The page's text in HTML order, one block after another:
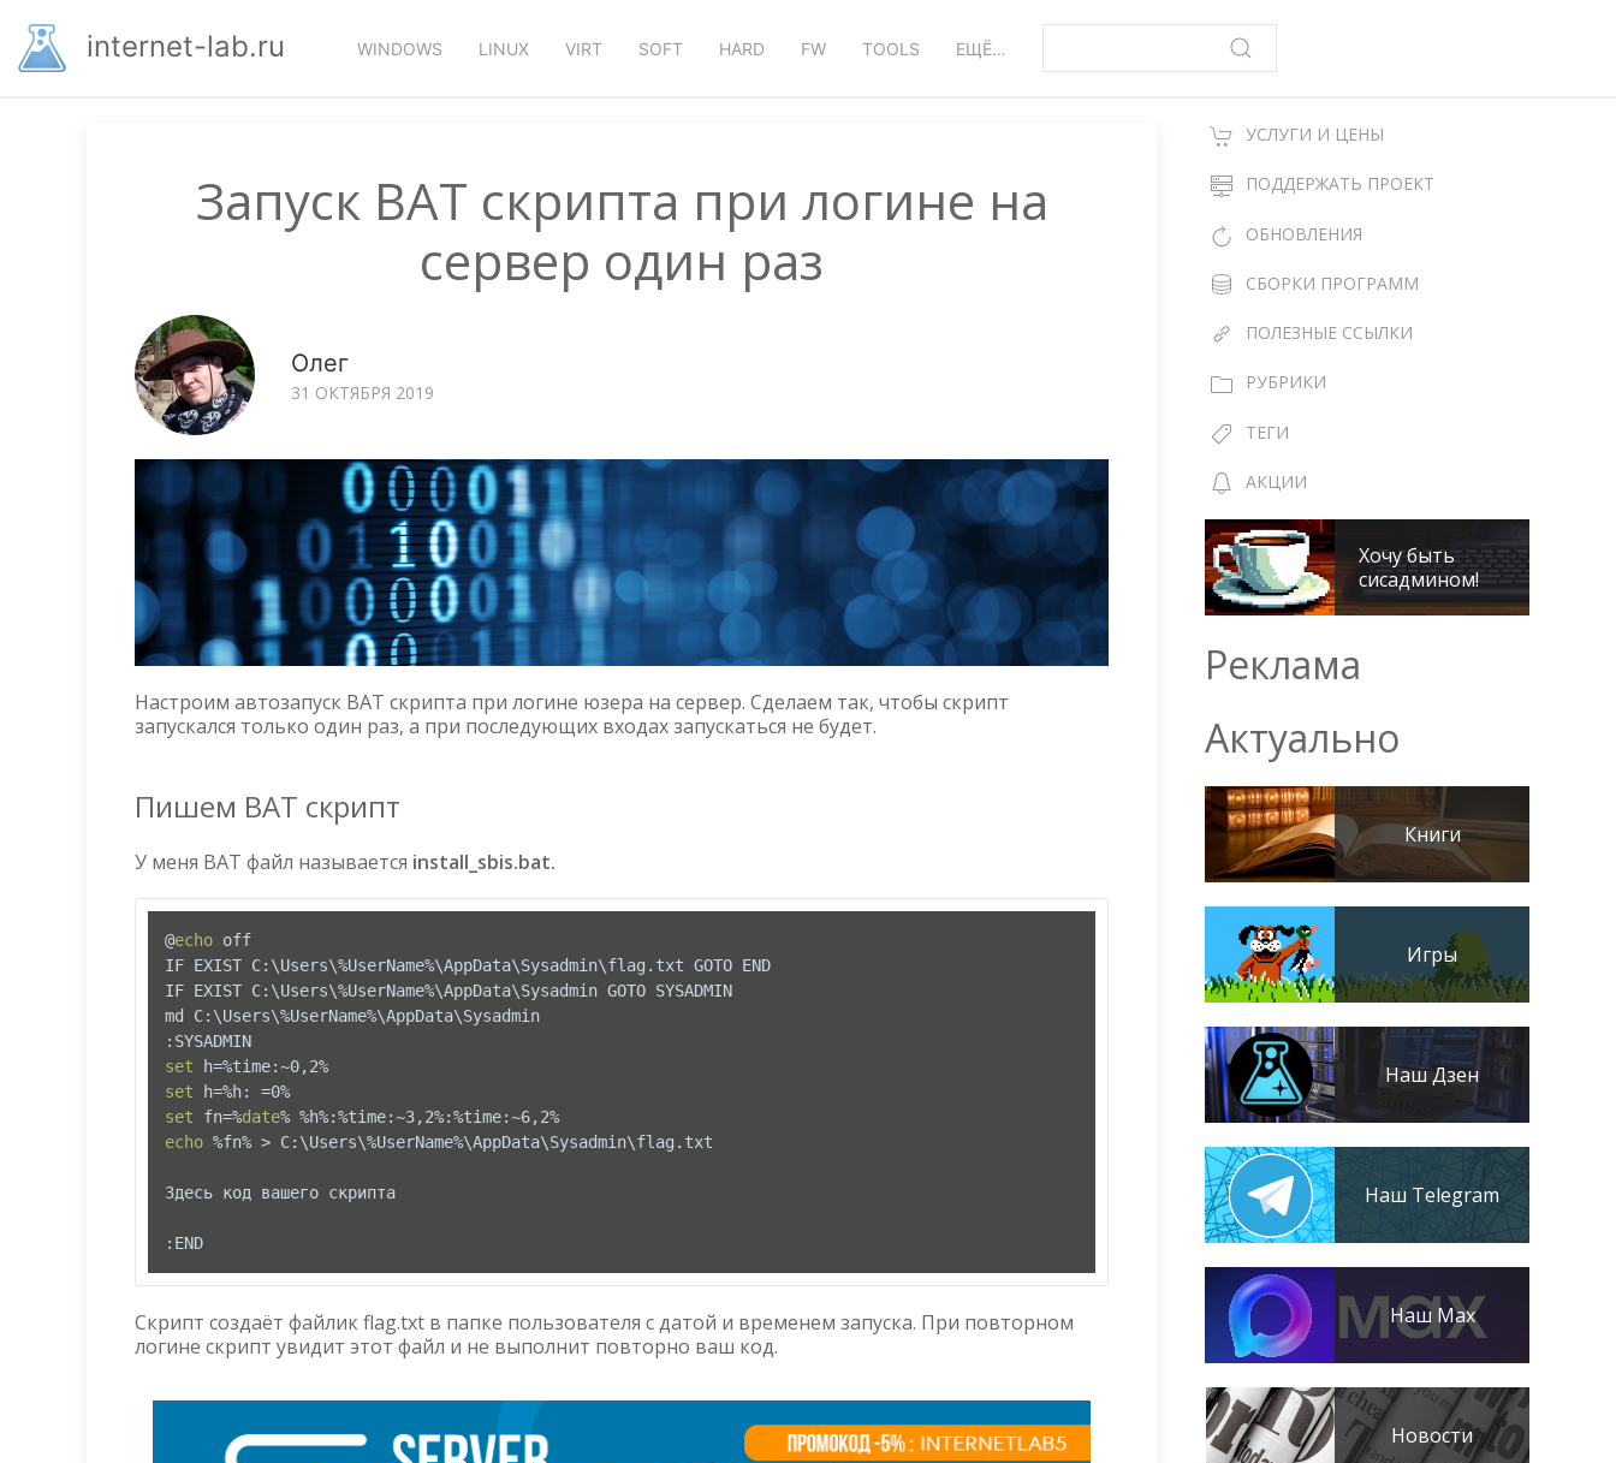
основномуinternet-lab.ru WINDOWS LINUX VIRT SOFT HARD FW TOOLS ЕЩЁ…
Запуск BAT скрипта при логине на
сервер один раз
Олег
31 ОКТЯБРЯ 2019
Настроим автозапуск BAT скрипта при логине юзера на сервер. Сделаем так, чтобы скрипт
запускался только один раз, а при последующих входах запускаться не будет.
Пишем BAT скрипт
У меня BAT файл называется install_sbis.bat.
@echo off
IF EXIST C:\Users\%UserName%\AppData\Sysadmin\flag.txt GOTO END
IF EXIST C:\Users\%UserName%\AppData\Sysadmin GOTO SYSADMIN
md C:\Users\%UserName%\AppData\Sysadmin
set
set
set fn=%date
echo %fn% > C:\Users\%UserName%\AppData\Sysadmin\flag.txt
Здесь код вашего скрипта
:END
Скрипт создаёт файлик flag.txt в папке пользователя с датой и временем запуска. При повторном
логине скрипт увидит этот файл и не выполнит повторно ваш код.
УСЛУГИ И ЦЕНЫ
ПОДДЕРЖАТЬ ПРОЕКТ
ОБНОВЛЕНИЯ
СБОРКИ ПРОГРАММ
ПОЛЕЗНЫЕ ССЫЛКИ
РУБРИКИ
ТЕГИ
АКЦИИ
Хочу быть
сисадмином!
Реклама
Актуально
Книги
Игры
Наш Дзен
Наш Telegram
Наш Max
Новости